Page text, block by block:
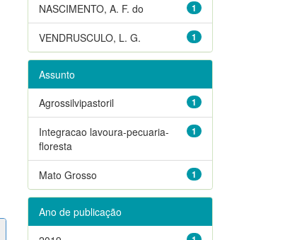
1
NASCIMENTO, A. F. do
1
VENDRUSCULO, L. G.
Assunto
1
Agrossilvipastoril
1
Integracao lavoura-pecuaria-
floresta
1
Mato Grosso
Ano de publicação